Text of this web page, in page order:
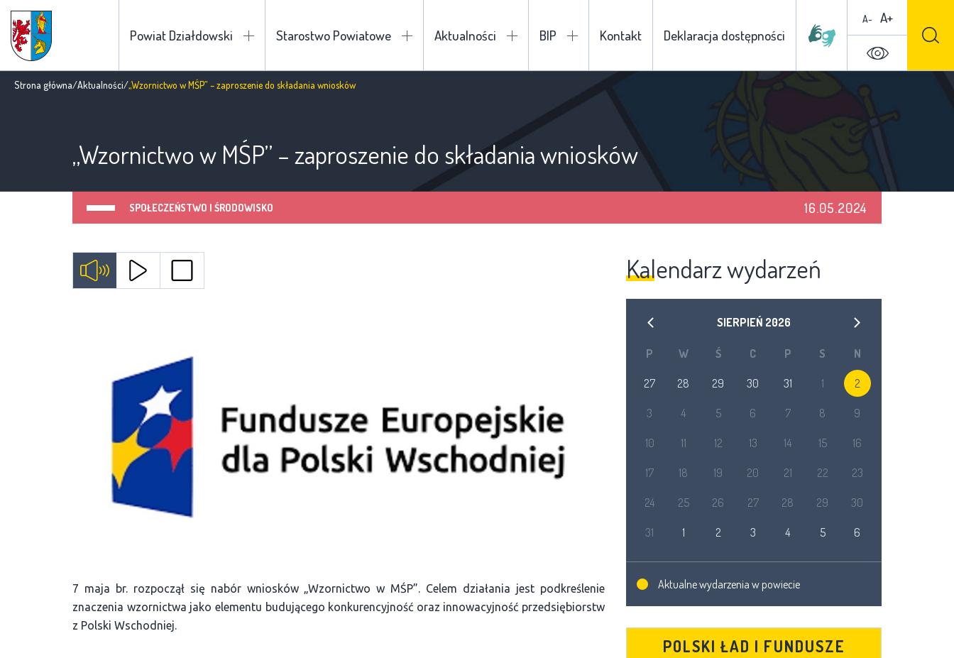
Powiat Działdowski Starostwo Powiatowe Aktualności BIP Kontakt Deklaracja dostępności
A- A+
Strona główna/Aktualności/„Wzornictwo w MŚP” – zaproszenie do składania wniosków
„Wzornictwo w MŚP” – zaproszenie do składania wniosków
SPOŁECZEŃSTWO I ŚRODOWISKO 16.05.2024
7 maja br. rozpoczął się nabór wniosków „Wzornictwo w MŚP”. Celem działania jest podkreślenie
znaczenia wzornictwa jako elementu budującego konkurencyjność oraz innowacyjność przedsiębiorstw
z Polski Wschodniej.
Kalendarz wydarzeń
SIERPIEŃ 2026
P W Ś C P S N
27 28 29 30 31 1 2
3 4 5 6 7 8 9
10 11 12 13 14 15 16
17 18 19 20 21 22 23
24 25 26 27 28 29 30
31 1 2 3 4 5 6
Aktualne wydarzenia w powiecie
POLSKI ŁAD I FUNDUSZE